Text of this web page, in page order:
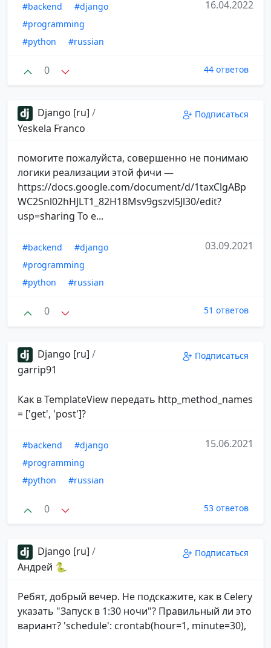
#backend
#django
#programming
#python
#russian
16.04.2022
0 44 ответов
Django [ru] /
Yeskela Franco
Подписаться
помогите пожалуйста, совершенно не понимаю
логики реализации этой фичи —
https://docs.google.com/document/d/1taxClgABp
WC2Snl02hHJLT1_82H18Msv9gszvl5Jl30/edit?
usp=sharing То е...
#backend
#django
#programming
#python
#russian
03.09.2021
0 51 ответов
Django [ru] /
garrip91
Подписаться
Как в TemplateView передать http_method_names
= ['get', 'post']?
#backend
#django
#programming
#python
#russian
15.06.2021
0 53 ответов
Django [ru] /
Андрей 🐍
Подписаться
Ребят, добрый вечер. Не подскажите, как в Celery
указать "Запуск в 1:30 ночи"? Правильный ли это
вариант? 'schedule': crontab(hour=1, minute=30),